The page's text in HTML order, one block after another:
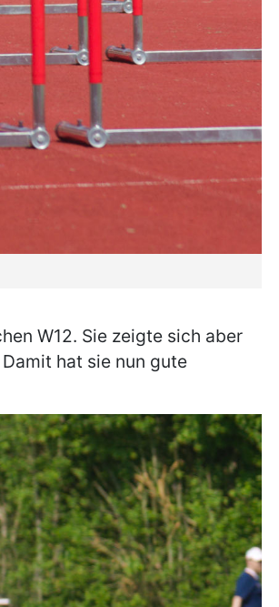
W12. Sie zeigte sich aber
hat sie nun gute